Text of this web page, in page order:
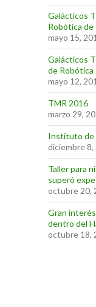
Galácticos
Robótica
mayo 15,
Galácticos
de
mayo 12,
TMR 2016
marzo 29,
Instituto de
diciembre 8,
Taller para
superó
octubre 20,
Gran
dentro del
octubre 18,